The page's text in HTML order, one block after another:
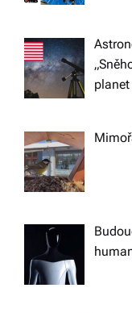
o
n
planet